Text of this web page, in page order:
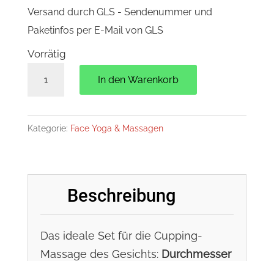
Versand durch GLS - Sendenummer und
Paketinfos per E-Mail von GLS
Vorrätig
Menge
In den Warenkorb
Kategorie: Face Yoga & Massagen
Beschreibung
Das ideale Set für die Cupping-
Massage des Gesichts: Durchmesser